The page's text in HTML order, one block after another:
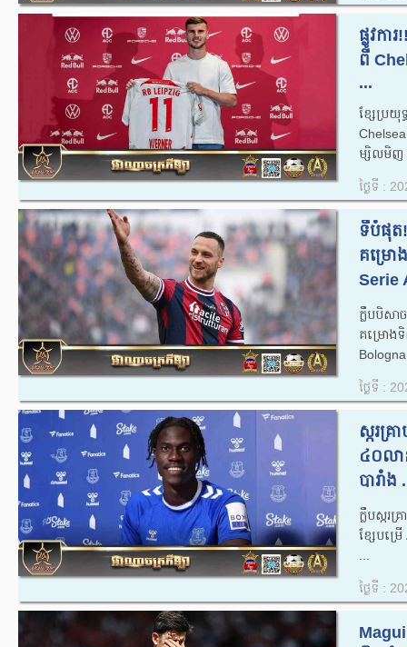
ផ្លូវក
ពី​
...
ខ្សែប្រ
ម្សិលមិញ
ថ្ងៃទី :
ទីបំផុត
គម្រោ
Serie
ក្លឹបបិស
គម្រោង​
ថ្ងៃទី :
ស្ករគ្
៤០លា
បារាំង
ក្លឹប​ស្ករគ្
ខ្សែ​បម្រ
ថ្ងៃទី :